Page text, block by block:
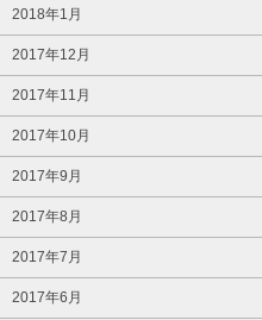
2018年1月
2017年12月
2017年11月
2017年10月
2017年9月
2017年8月
2017年7月
2017年6月